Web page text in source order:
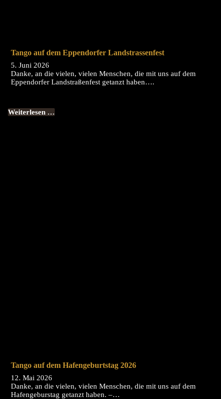
Tango auf dem Eppendorfer Landstrassenfest
5. Juni 2026
Danke, an die vielen, vielen Menschen, die mit uns auf dem
Eppendorfer Landstraßenfest getanzt haben….
Weiterlesen …
Tango auf dem Hafengeburtstag 2026
12. Mai 2026
Danke, an die vielen, vielen Menschen, die mit uns auf dem
Hafengeburstag getanzt haben. –…